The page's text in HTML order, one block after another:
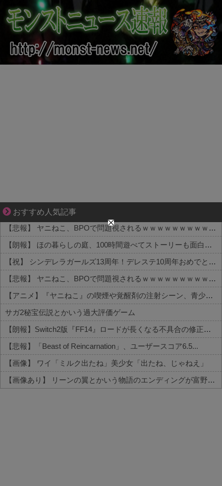
おすすめ人気記事
爽やか青年に忍び寄るストーカー疑惑
【悲報】 ヤニねこ、BPOで問題視されるｗｗｗｗｗｗｗｗｗｗｗｗｗ
【朗報】 ほの暮らしの庭、100時間遊べてストーリーも面白いスタバレの上位互換だとまじで好評
【祝】 シンデレラガールズ13周年！デレステ10周年おめでとう！ガチャ更新SSR八神マキノ・イベントSRイヴ、SR望月聖！
【悲報】 ヤニねこ、BPOで問題視されるｗｗｗｗｗｗｗｗｗｗｗｗｗ
【アニメ】『ヤニねこ』の喫煙や覚醒剤の注射シーン、青少年への影響をめぐってBPOで問題視「社会的な問題になっている時に紛らわしいことをするな」
サガ2秘宝伝説とかいう過大評価ゲーム
【朗報】Switch2版『FF14』ロードが長くなる不具合の修正パッチを本日配信
【悲報】「Beast of Reincarnation」、ユーザースコア6.5...
【画像】 ワイ「ミルク出たね」美少女「出たね、じゃねえ」
【画像あり】 リーンの翼とかいう物語のエンディングが富野作品の中でも屈指の美しさを誇る作品